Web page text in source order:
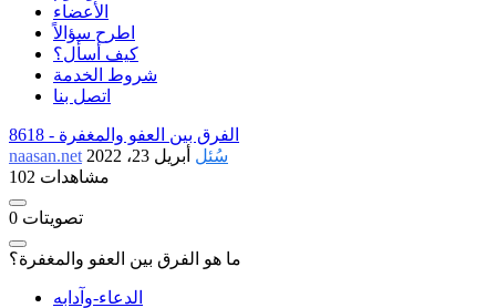
الأعضاء
اطرح سؤالاً
كيف أسأل؟
شروط الخدمة
اتصل بنا
8618 - الفرق بين العفو والمغفرة
naasan.net
سُئل أبريل 23، 2022
102 مشاهدات
0 تصويتات
ما هو الفرق بين العفو والمغفرة؟
الدعاء-وآدابه